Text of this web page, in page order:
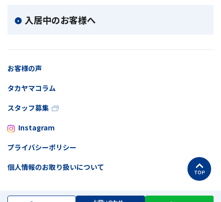
入居中のお客様へ
お客様の声
タカヤマコラム
スタッフ募集
Instagram
プライバシーポリシー
個人情報のお取り扱いについて